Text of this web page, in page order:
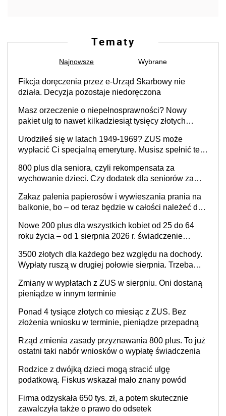
Tematy
Najnowsze Wybrane
Fikcja doręczenia przez e-Urząd Skarbowy nie
działa. Decyzja pozostaje niedoręczona
Masz orzeczenie o niepełnosprawności? Nowy
pakiet ulg to nawet kilkadziesiąt tysięcy złotych
Urodziłeś się w latach 1949-1969? ZUS może
wypłacić Ci specjalną emeryturę. Musisz spełnić te
800 plus dla seniora, czyli rekompensata za
wychowanie dzieci. Czy dodatek dla seniorów za
Zakaz palenia papierosów i wywieszania prania na
balkonie, bo – od teraz będzie w całości należeć do
przysługiwać będzie wyłącznie służebność? Nowy
projekt rządowy
Nowe 200 plus dla wszystkich kobiet od 25 do 64
roku życia – od 1 sierpnia 2026 r. świadczenie
3500 złotych dla każdego bez względu na dochody.
Wypłaty ruszą w drugiej połowie sierpnia. Trzeba
Zmiany w wypłatach z ZUS w sierpniu. Oni dostaną
pieniądze w innym terminie
Ponad 4 tysiące złotych co miesiąc z ZUS. Bez
złożenia wniosku w terminie, pieniądze przepadną
Rząd zmienia zasady przyznawania 800 plus. To już
ostatni taki nabór wniosków o wypłatę świadczenia
Rodzice z dwójką dzieci mogą stracić ulgę
podatkową. Fiskus wskazał mało znany powód
Firma odzyskała 650 tys. zł, a potem skutecznie
zawalczyła także o prawo do odsetek